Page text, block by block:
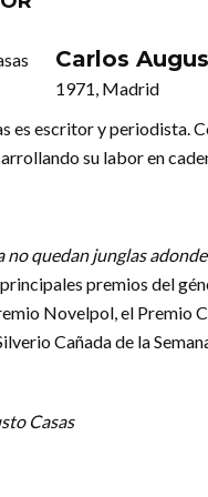
Carlos
1971, Madrid
es escritor y periodista.
su labor en
no quedan junglas
premios del
Novelpol, el Premio
Cañada de la
Casas